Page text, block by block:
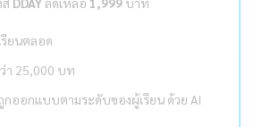
ยนตลอด
า 25,000 บท
กออกแบบตามระดับของผู้เรียน ด้วย AI